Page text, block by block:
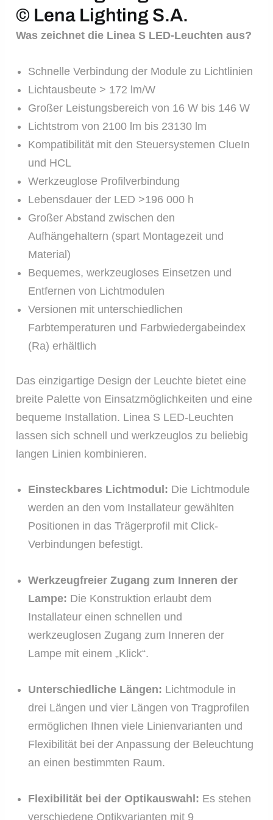
© Lena Lighting S.A.
Was zeichnet die Linea S LED-Leuchten aus?
Schnelle Verbindung der Module zu Lichtlinien
Lichtausbeute > 172 lm/W
Großer Leistungsbereich von 16 W bis 146 W
Lichtstrom von 2100 lm bis 23130 lm
Kompatibilität mit den Steuersystemen ClueIn
und HCL
Werkzeuglose Profilverbindung
Lebensdauer der LED >196 000 h
Großer Abstand zwischen den
Aufhängehaltern (spart Montagezeit und
Material)
Bequemes, werkzeugloses Einsetzen und
Entfernen von Lichtmodulen
Versionen mit unterschiedlichen
Farbtemperaturen und Farbwiedergabeindex
(Ra) erhältlich
Das einzigartige Design der Leuchte bietet eine
breite Palette von Einsatzmöglichkeiten und eine
bequeme Installation. Linea S LED-Leuchten
lassen sich schnell und werkzeuglos zu beliebig
langen Linien kombinieren.
Einsteckbares Lichtmodul: Die Lichtmodule
werden an den vom Installateur gewählten
Positionen in das Trägerprofil mit Click-
Verbindungen befestigt.
Werkzeugfreier Zugangzum Inneren der
Lampe: Die Konstruktion erlaubt dem
Installateur einen schnellen und
werkzeuglosen Zugang zum Inneren der
Lampe mit einem „Klick“.
Unterschiedliche Längen: Lichtmodule in
drei Längen und vier Längen von Tragprofilen
ermöglichen Ihnen viele Linienvarianten und
Flexibilität bei der Anpassung der Beleuchtung
an einen bestimmten Raum.
Flexibilität bei der Optikauswahl: Es stehen
verschiedene Optikvarianten mit 9